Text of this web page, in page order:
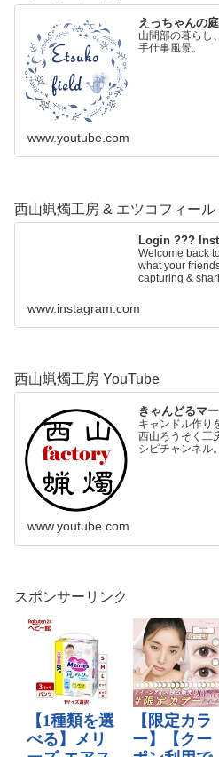
えっちゃんの
山間部の暮らし
手仕事風景。
www.youtube.com
西山蝋燭工房 & エツコフィー
Login ???
Welcome back
what your
capturing &
www.instagram.com
西山蝋燭工房 YouTube
きゃんどるマ
キャンドル作り
西山ろうそく工
シピチャンネル。
www.youtube.com
スポンサーリンク